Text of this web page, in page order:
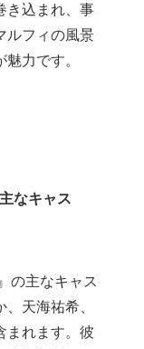
き込まれ、事
ルフィの風景
力です。
なキャス
の主なキャス
天海祐希、
まれます。彼